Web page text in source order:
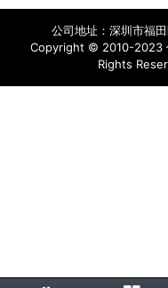
公司地址：深圳市福
Copyright © 2010-2023
Rights